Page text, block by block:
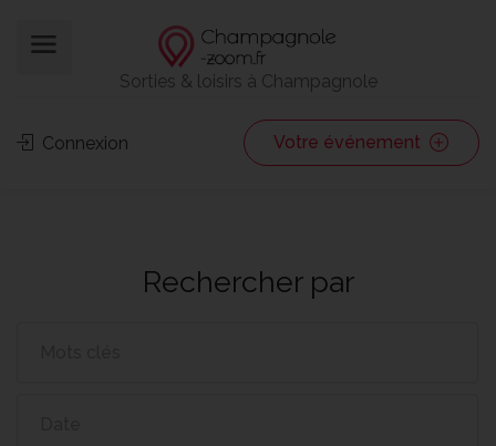
Sorties & loisirs à Champagnole
Connexion Votre événement
Rechercher par